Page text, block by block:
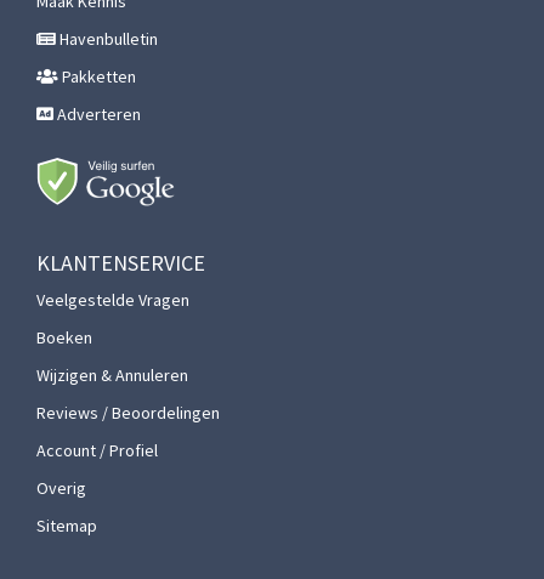
Havenbulletin
Pakketten
Adverteren
KLANTENSERVICE
Veelgestelde Vragen
Boeken
Wijzigen & Annuleren
Reviews / Beoordelingen
Account / Profiel
Overig
Sitemap